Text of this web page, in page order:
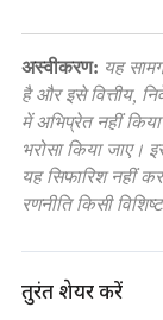
अस्वीकरण: यह
है और इसे वित्तीय,
में अभिप्रेत नहीं
भरोसा किया जाए।
यह सिफारिश नहीं
रणनीति किसी
तुरंत शेयर करें